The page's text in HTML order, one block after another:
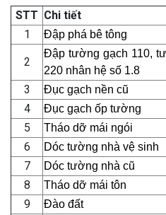
STT Chi tiết
1
Đập phá bê tông
2
Đập tường gạch 110,
220 nhân hệ số 1.8
3 Đục gạch nền cũ
4
Đục gạch ốp tường
5
Tháo dỡ mái ngói
6
Dóc tường nhà vệ sinh
7
Dóc tường nhà cũ
8
Tháo dỡ mái tôn
9
Đào đất